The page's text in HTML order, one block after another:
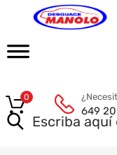
649
0